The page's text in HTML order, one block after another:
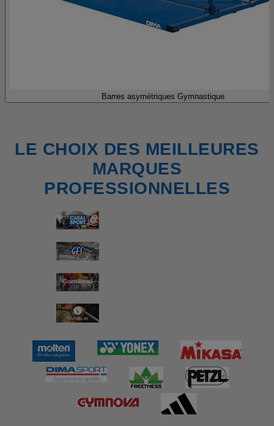
Barres asymétriques Gymnastique
LE CHOIX DES MEILLEURES
MARQUES
PROFESSIONNELLES